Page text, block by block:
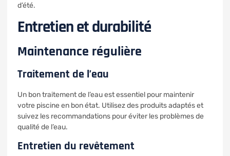
d’été.
Entretien et durabilité
Maintenance régulière
Traitement de l’eau
Un bon traitement de l’eau est essentiel pour maintenir
votre piscine en bon état. Utilisez des produits adaptés et
suivez les recommandations pour éviter les problèmes de
qualité de l’eau.
Entretien du revêtement